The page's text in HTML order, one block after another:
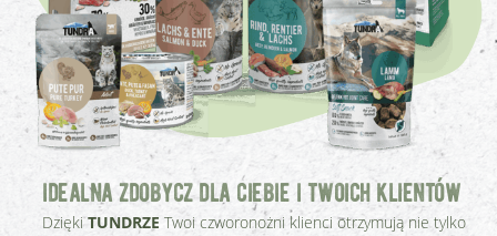
idealna zdobycz dla ciebie i twoich klientów
DziękiTUNDRZE Twoi czworonożni klienci otrzymują nie tylko